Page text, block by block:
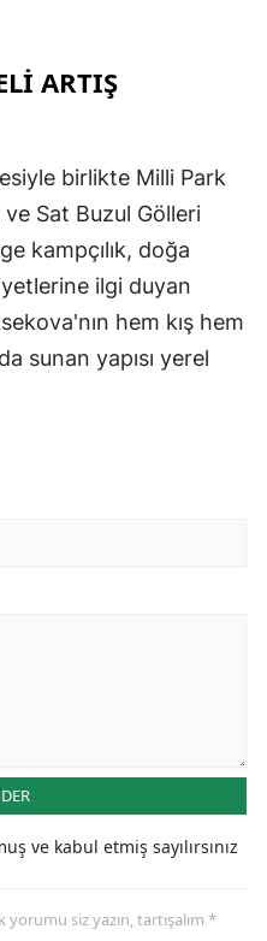
ARTIŞ
birlikte Milli Park
Sat Buzul Gölleri
kampçılık, doğa
ilgi duyan
hem kış hem
sunan yapısı yerel
ve kabul etmiş sayılırsınız
siz yazın, tartışalım *